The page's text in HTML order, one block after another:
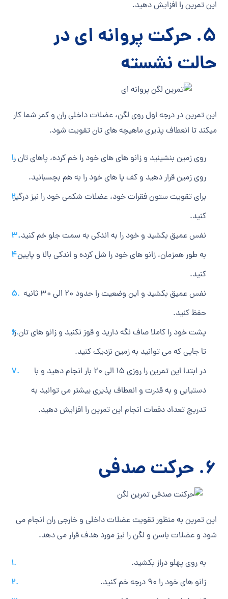
این تمرین را افزایش دهید.
5. حرکت پروانه ای در
حالت نشسته
این تمرین در درجه اول روی لگن، عضلات داخلی ران و کمر شما کار
می‎کند تا انعطاف پذیری ماهیچه های تان تقویت شود.
روی زمین بنشینید و زانو های های خود را خم کرده، پاهای تان را
روی زمین قرار دهید و کف پا های خود را به هم بچسبانید.
برای تقویت ستون فقرات خود، عضلات شکمی خود را نیز درگیر
کنید.
نفس عمیق بکشید و خود را به اندکی به سمت جلو خم کنید.
به طور همزمان، زانو های خود را شل کرده و اندکی بالا و پایین
کنید.
نفس عمیق بکشید و این وضعیت را حدود 20 الی 30 ثانیه
حفظ کنید.
پشت خود را کاملا صاف نگه دارید و قوز نکنید و زانو های تان را
تا جایی که می ‎توانید به زمین نزدیک کنید.
در ابتدا این تمرین را روزی 15 الی 20 بار انجام دهید و با
دستیابی و به قدرت و انعطاف پذیری بیشتر می ‎توانید به
تدریج تعداد دفعات انجام این تمرین را افزایش دهید.
6. حرکت صدفی
این تمرین به منظور تقویت عضلات داخلی و خارجی ران انجام می
‎شود و عضلات باسن و لگن را نیز مورد هدف قرار می ‎دهد.
به روی پهلو دراز بکشید.
زانو های خود را 90 درجه خم کنید.